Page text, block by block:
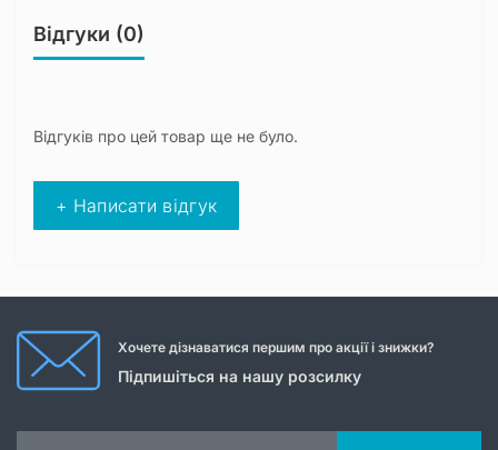
Відгуки (0)
Відгуків про цей товар ще не було.
+ Написати відгук
Хочете дізнаватися першим про акції і знижки?
Підпишіться на нашу розсилку